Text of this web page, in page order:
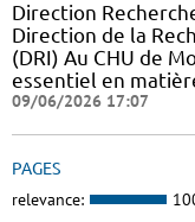
Direction
Direction de la
(DRI) Au CHU de
essentiel en
09/06/2026 17:07
PAGES
relevance: